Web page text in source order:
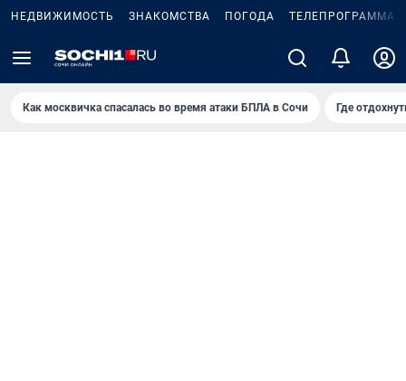
НЕДВИЖИМОСТЬ ЗНАКОМСТВА ПОГОДА ТЕЛЕПРОГРАММА
Как москвичка спасалась во время атаки БПЛА в Сочи Где